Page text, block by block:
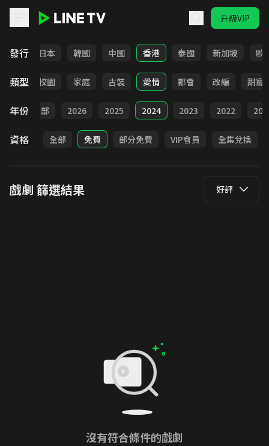
升級VIP
發行
台灣 日本 韓國 中國 香港 泰國 新加坡 歐
類型
職場 校園 家庭 古裝 愛情 都會 改編 甜寵
年份 全部 2026 2025 2024 2023 2022
資格 全部 免費 部分免費 VIP會員 全集兌換
戲劇 篩選結果 好評
沒有符合條件的戲劇